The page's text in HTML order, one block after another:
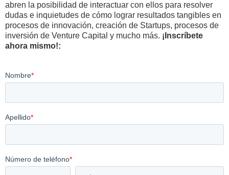
abren la posibilidad de interactuar con ellos para resolver
dudas e inquietudes de cómo lograr resultados tangibles en
procesos de innovación, creación de Startups, procesos de
inversión de Venture Capital y mucho más. ¡Inscríbete
ahora mismo!: